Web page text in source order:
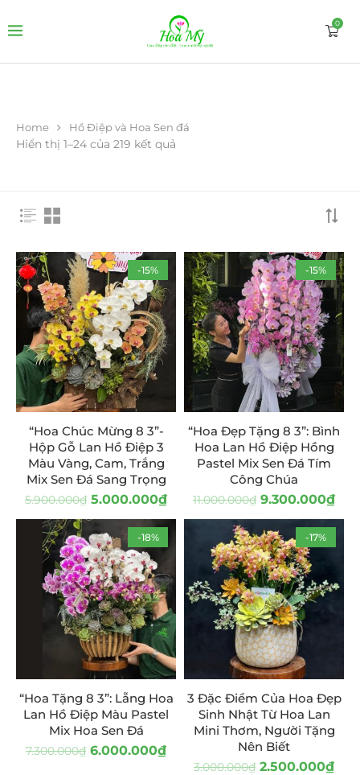
0
Home Hồ Điệp và Hoa Sen đá
Hiển thị 1–24 của 219 kết quả
-15%
“Hoa Chúc Mừng 8 3”-
Hộp Gỗ Lan Hồ Điệp 3
Màu Vàng, Cam, Trắng
Mix Sen Đá Sang Trọng
5.900.000₫ 5.000.000₫
-15%
“Hoa Đẹp Tặng 8 3”: Bình
Hoa Lan Hồ Điệp Hồng
Pastel Mix Sen Đá Tím
Công Chúa
11.000.000₫ 9.300.000₫
-18%
“Hoa Tặng 8 3”: Lẵng Hoa
Lan Hồ Điệp Màu Pastel
Mix Hoa Sen Đá
7.300.000₫ 6.000.000₫
-17%
3 Đặc Điểm Của Hoa Đẹp
Sinh Nhật Từ Hoa Lan
Mini Thơm, Người Tặng
Nên Biết
3.000.000₫ 2.500.000₫